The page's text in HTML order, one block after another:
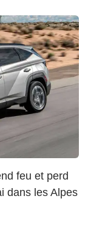
feu et perd
dans les Alpes